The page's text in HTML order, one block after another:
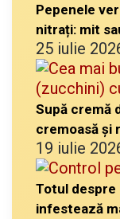
Pepenele
nitrați: mit
25 iulie
Supă cremă
cremoasă și
19 iulie
Totul despre
infestează